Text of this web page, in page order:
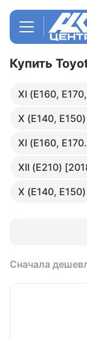
Купить
XI (E160,
X (E140,
XI (E160,
XII (E210)
X (E140,
Сначала